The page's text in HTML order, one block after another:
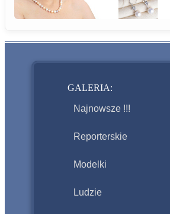
GALERIA:
Najnowsze !!!
Reporterskie
Modelki
Ludzie